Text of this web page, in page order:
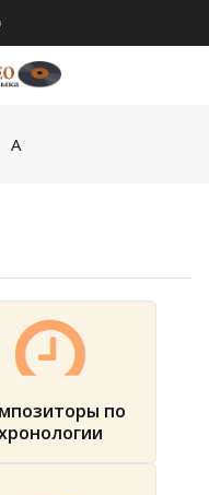
Pinterest
А
по